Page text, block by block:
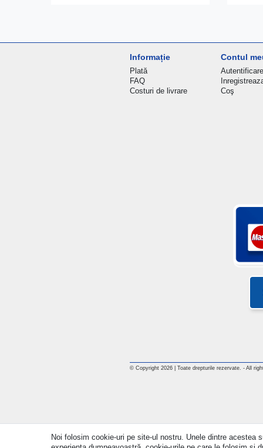
Informație
Plată
FAQ
Costuri de livrare
Contul
Coş
© Copyright 2026 | Toate drepturile rezervate. - All
Noi folosim cookie-uri pe site-ul nostru. Unele dintre